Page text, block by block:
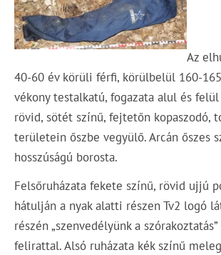
Az
40-60 év körüli férfi, körülbelül 160-
vékony testalkatú, fogazata alul és
rövid, sötét színű, fejtetőn kopaszodó,
területein őszbe vegyülő. Arcán őszes
hosszúságú borosta.
Felsőruházata fekete színű, rövid ujjú
hátulján a nyak alatti részen Tv2 logó
részén „szenvedélyünk a
felirattal. Alsó ruházata kék színű